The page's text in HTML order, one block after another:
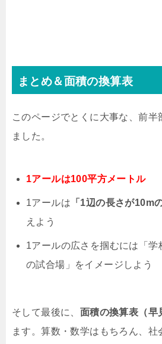
まとめ＆面積の換算表
このページでとくに大事な、前半
ました。
1アールは100平方メートル
1アールは 「1辺の長さが10m
えよう
1アールの広さを掴むには「学
の試合場」をイメージしよう
そして最後に、 面積の換算表（早
ます。算数・数学はもちろん、社